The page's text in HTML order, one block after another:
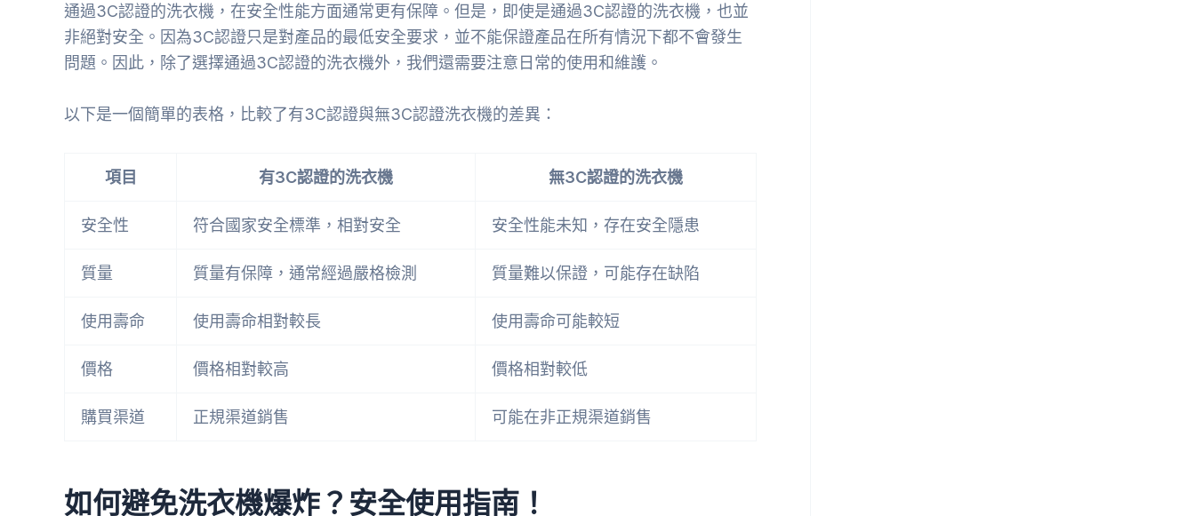
通過3C認證的洗衣機，在安全性能方面通常更有保障。但是，即使是通過3C認證的洗衣機，也並
非絕對安全。因為3C認證只是對產品的最低安全要求，並不能保證產品在所有情況下都不會發生
問題。因此，除了選擇通過3C認證的洗衣機外，我們還需要注意日常的使用和維護。
以下是一個簡單的表格，比較了有3C認證與無3C認證洗衣機的差異：
項目 有3C認證的洗衣機 無3C認證的洗衣機
安全性 符合國家安全標準，相對安全 安全性能未知，存在安全隱患
質量 質量有保障，通常經過嚴格檢測 質量難以保證，可能存在缺陷
使用壽命 使用壽命相對較長 使用壽命可能較短
價格 價格相對較高 價格相對較低
購買渠道 正規渠道銷售 可能在非正規渠道銷售
如何避免洗衣機爆炸？安全使用指南！